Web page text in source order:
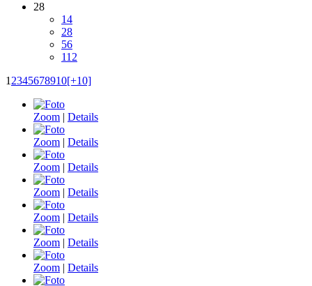
28
14
28
56
112
1 2345678910[+10]
Zoom | Details
Zoom | Details
Zoom | Details
Zoom | Details
Zoom | Details
Zoom | Details
Zoom | Details